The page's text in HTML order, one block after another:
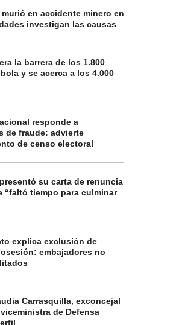
en accidente minero en
investigan las causas
la barrera de los 1.800
y se acerca a los 4.000
responde a
de fraude: advierte
de censo electoral
su carta de renuncia
“faltó tiempo para culminar
explica exclusión de
embajadores no
Carrasquilla, exconcejal
de Defensa